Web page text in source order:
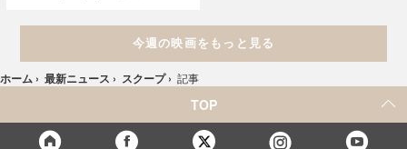
今週の映画をもっと見る
ホーム › 最新ニュース › スクープ › 記事
TOP